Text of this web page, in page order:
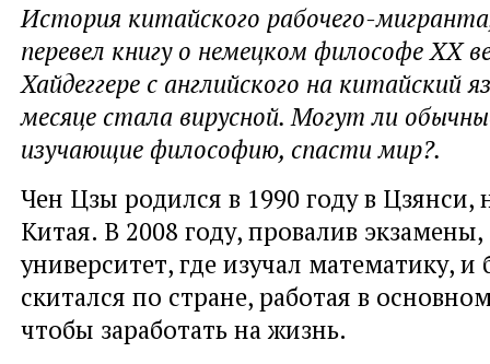
История китайского рабочего-
перевел книгу о немецком философе XX
Хайдеггере с английского на китайский
месяце стала вирусной. Могут ли
изучающие философию, спасти мир?.
Чен Цзы родился в 1990 году в Цзянси,
Китая. В 2008 году, провалив
университет, где изучал математику, и
скитался по стране, работая в
чтобы заработать на жизнь.